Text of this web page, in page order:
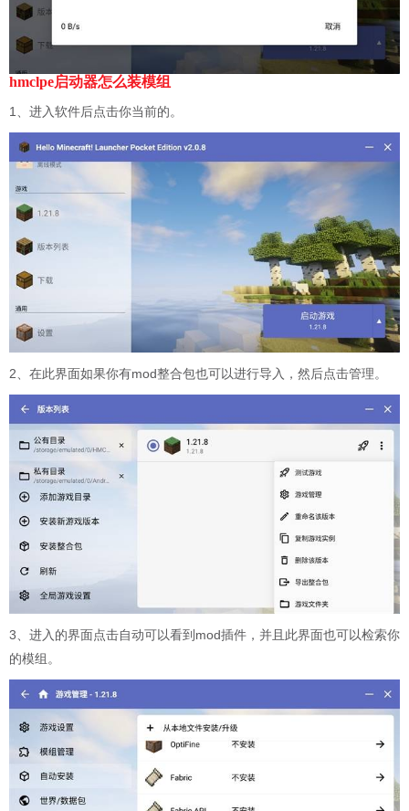
hmclpe启动器怎么装模组
1、进入软件后点击你当前的。
2、在此界面如果你有mod整合包也可以进行导入，然后点击管理。
3、进入的界面点击自动可以看到mod插件，并且此界面也可以检索你
的模组。